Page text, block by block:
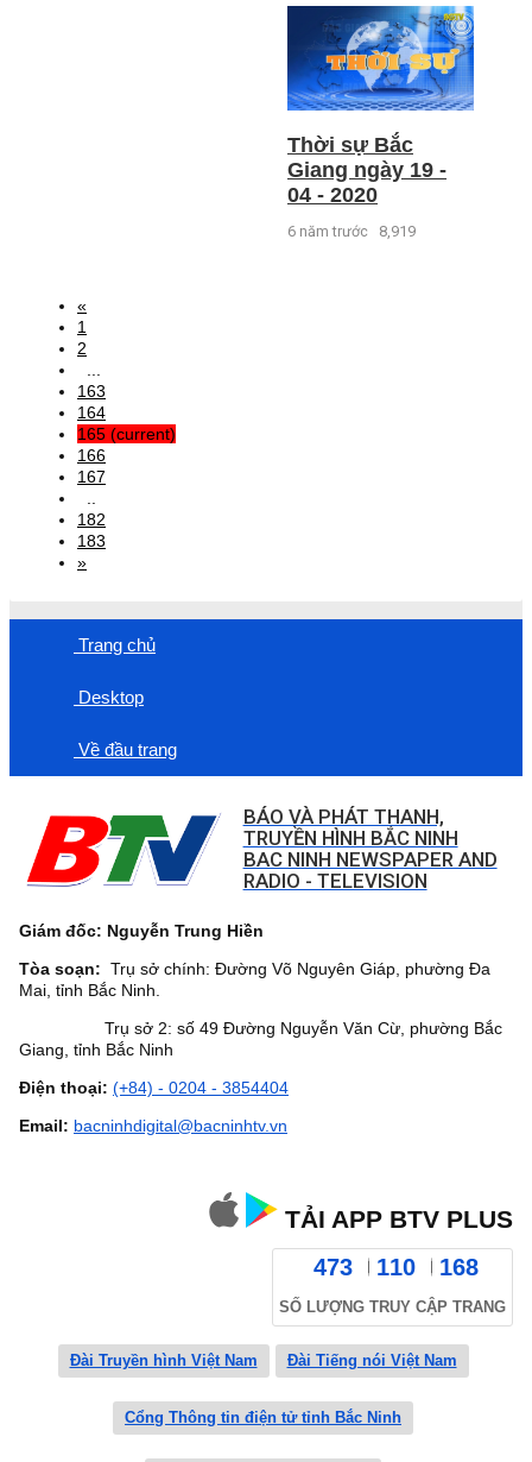
Thời sự Bắc
Giang ngày 19 -
04 - 2020
6 năm trước 8,919
«
1
2
...
163
164
165 (current)
166
167
..
182
183
»
Trang chủ
Desktop
Về đầu trang
BÁO VÀ PHÁT THANH,
TRUYỀN HÌNH BẮC NINH
BAC NINH NEWSPAPER AND
RADIO - TELEVISION
Giám đốc: Nguyễn Trung Hiền
Tòa soạn: Trụ sở chính: Đường Võ Nguyên Giáp, phường Đa
Mai, tỉnh Bắc Ninh.
Trụ sở 2: số 49 Đường Nguyễn Văn Cừ, phường Bắc
Giang, tỉnh Bắc Ninh
Điện thoại: (+84) - 0204 - 3854404
Email: bacninhdigital@bacninhtv.vn
TẢI APP BTV PLUS
473 110 168
SỐ LƯỢNG TRUY CẬP TRANG
Đài Truyền hình Việt Nam Đài Tiếng nói Việt Nam
Cổng Thông tin điện tử tỉnh Bắc Ninh